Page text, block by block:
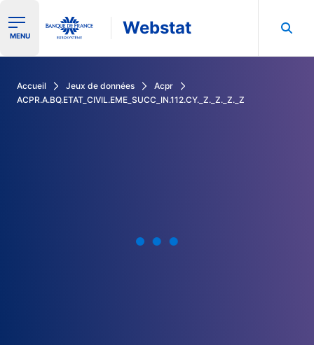
Ouvrir le menu de navigation
MENU Webstat
Accueil Jeux de données
Acpr
ACPR.A.BQ.ETAT_CIVIL.EME_SUCC_IN.112.CY._Z._Z._Z._Z